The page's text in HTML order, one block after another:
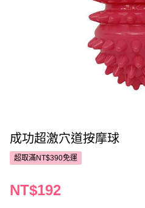
成功超激穴道按摩球
超取滿NT$390免運
NT$192